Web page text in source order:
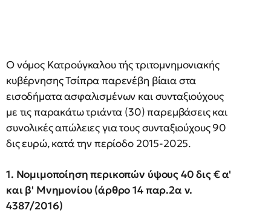
Ο νόμος Κατρούγκαλου τής τριτομνημονιακής
κυβέρνησης Τσίπρα παρενέβη βίαια στα
εισοδήματα ασφαλισμένων και συνταξιούχους
με τις παρακάτω τριάντα (30) παρεμβάσεις και
συνολικές απώλειες για τους συνταξιούχους 90
δις ευρώ, κατά την περίοδο 2015-2025.
1. Νομιμοποίηση περικοπών ύψους 40 δις € α'
και β' Μνημονίου (άρθρο 14 παρ.2α ν.
4387/2016)